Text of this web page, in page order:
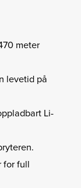
meter
levetid på
Li-
for full